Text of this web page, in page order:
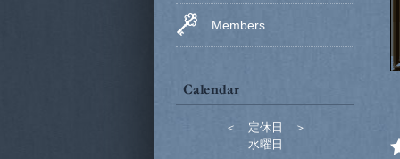
Members
＜ 定休日 ＞
水曜日